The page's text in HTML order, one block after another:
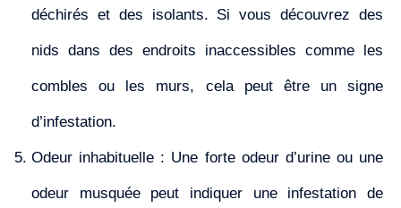
déchirés et des isolants. Si vous découvrez des
nids dans des endroits inaccessibles comme les
combles ou les murs, cela peut être un signe
d’infestation.
Odeur inhabituelle : Une forte odeur d’urine ou une
odeur musquée peut indiquer une infestation de